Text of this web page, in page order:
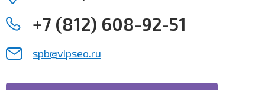
+7 (812) 608-92-51
spb@vipseo.ru